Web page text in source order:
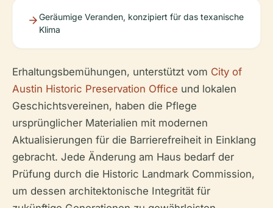
Geräumige Veranden, konzipiert für das texanische
Klima
Erhaltungsbemühungen, unterstützt vom City of
Austin Historic Preservation Office und lokalen
Geschichtsvereinen, haben die Pflege
ursprünglicher Materialien mit modernen
Aktualisierungen für die Barrierefreiheit in Einklang
gebracht. Jede Änderung am Haus bedarf der
Prüfung durch die Historic Landmark Commission,
um dessen architektonische Integrität für